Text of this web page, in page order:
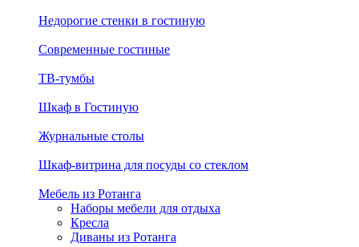
Недорогие стенки в гостиную
Современные гостиные
ТВ-тумбы
Шкаф в Гостиную
Журнальные столы
Шкаф-витрина для посуды со стеклом
Мебель из Ротанга
Наборы мебели для отдыха
Кресла
Диваны из Ротанга